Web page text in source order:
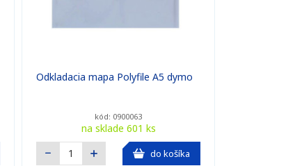
Odkladacia mapa Polyfile A5 dymo
kód: 0900063
na sklade 601 ks
do košíka